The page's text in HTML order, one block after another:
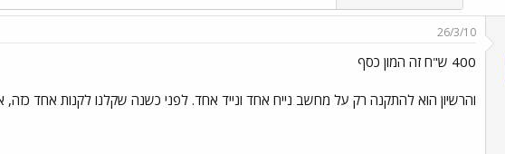
26/3/10
400 ש"ח זה המון כסף
והרשיון הוא להתקנה רק על מחשב נייח אחד ונייד אחד. לפני כשנה שקלנו לקנות אחד כזה, אבל יש לנו 2 מחשבים נייחים, אז נשארנו אם